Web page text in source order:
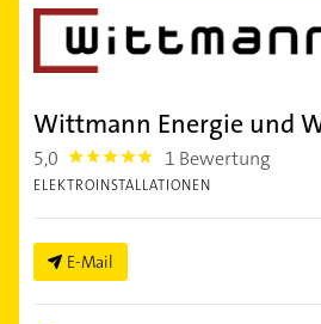
Wittmann Energie und
5,0 5.0 1 Bewertung
ELEKTROINSTALLATIONEN
E-Mail